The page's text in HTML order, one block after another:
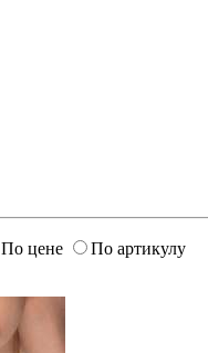
По цене
По артикулу